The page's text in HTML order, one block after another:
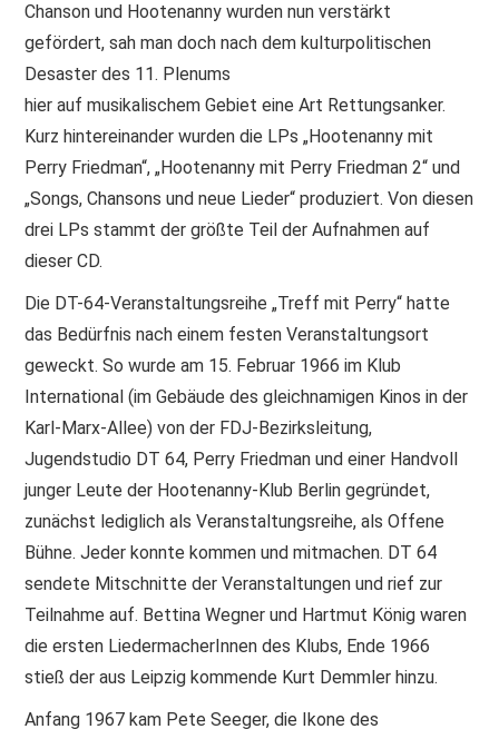
Chanson und Hootenanny wurden nun verstärkt
gefördert, sah man doch nach dem kulturpolitischen
Desaster des 11. Plenums
hier auf musikalischem Gebiet eine Art Rettungsanker.
Kurz hintereinander wurden die LPs „Hootenanny mit
Perry Friedman“, „Hootenanny mit Perry Friedman 2“ und
„Songs, Chansons und neue Lieder“ produziert. Von diesen
drei LPs stammt der größte Teil der Aufnahmen auf
dieser CD.
Die DT-64-Veranstaltungsreihe „Treff mit Perry“ hatte
das Bedürfnis nach einem festen Veranstaltungsort
geweckt. So wurde am 15. Februar 1966 im Klub
International (im Gebäude des gleichnamigen Kinos in der
Karl-Marx-Allee) von der FDJ-Bezirksleitung,
Jugendstudio DT 64, Perry Friedman und einer Handvoll
junger Leute der Hootenanny-Klub Berlin gegründet,
zunächst lediglich als Veranstaltungsreihe, als Offene
Bühne. Jeder konnte kommen und mitmachen. DT 64
sendete Mitschnitte der Veranstaltungen und rief zur
Teilnahme auf. Bettina Wegner und Hartmut König waren
die ersten LiedermacherInnen des Klubs, Ende 1966
stieß der aus Leipzig kommende Kurt Demmler hinzu.
Anfang 1967 kam Pete Seeger, die Ikone des